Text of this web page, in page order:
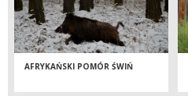
AFRYKAŃSKI POMÓR ŚWIŃ